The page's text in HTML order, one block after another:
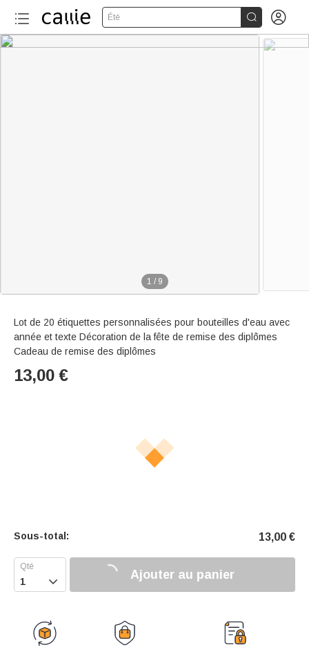
Été  
1 / 9
Lot de 20 étiquettes personnalisées pour bouteilles d'eau avec
année et texte Décoration de la fête de remise des diplômes
Cadeau de remise des diplômes
13,00 €
Sous-total: 13,00 €
 Ajouter au panier